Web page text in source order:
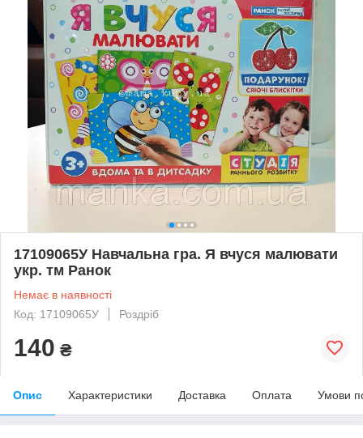
17109065У Навчальна гра. Я вчуся малювати
укр. тм Ранок
Немає в наявності
Код: 17109065У
Роздріб
140 ₴
Опис Характеристики Доставка Оплата Умови